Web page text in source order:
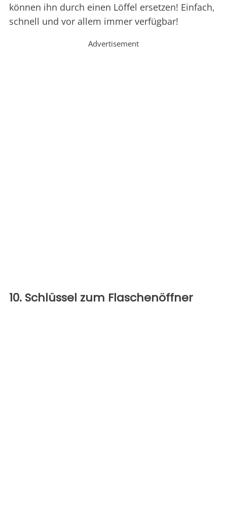
können ihn durch einen Löffel ersetzen! Einfach,
schnell und vor allem immer verfügbar!
Advertisement
10. Schlüssel zum Flaschenöffner